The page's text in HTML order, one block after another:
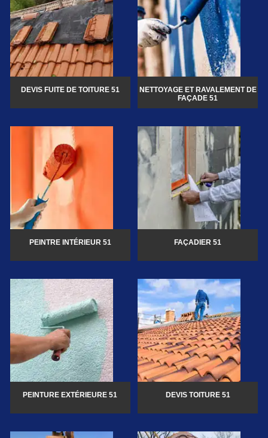
DEVIS FUITE DE TOITURE 51
NETTOYAGE ET RAVALEMENT DE
FAÇADE 51
PEINTRE INTÉRIEUR 51 FAÇADIER 51
PEINTURE EXTÉRIEURE 51 DEVIS TOITURE 51